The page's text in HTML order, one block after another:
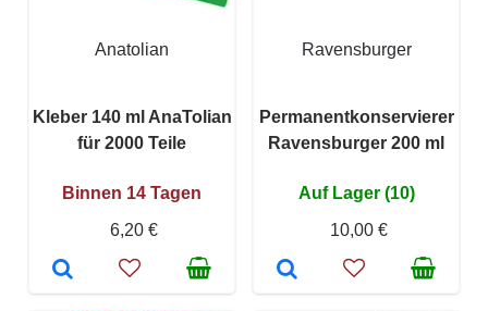
Anatolian
Kleber 140 ml AnaTolian
für 2000 Teile
Binnen 14 Tagen
6,20 €
Ravensburger
Permanentkonservierer
Ravensburger 200 ml
Auf Lager (10)
10,00 €